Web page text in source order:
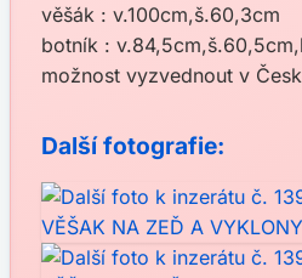
věšák : v.100cm,š.60,3cm
botník :
možnost vyzvednout v
Další fotografie: